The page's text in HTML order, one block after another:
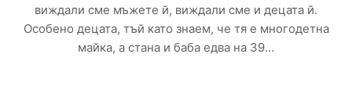
виждали сме мъжете й, виждали сме и децата й.
Особено децата, тъй като знаем, че тя е многодетна
майка, а стана и баба едва на 39…